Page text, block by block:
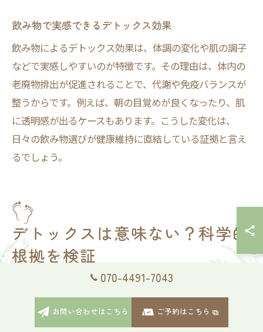
飲み物で実感できるデトックス効果
飲み物によるデトックス効果は、体調の変化や肌の調子
などで実感しやすいのが特徴です。その理由は、体内の
老廃物排出が促進されることで、代謝や免疫バランスが
整うからです。例えば、朝の目覚めが良くなったり、肌
に透明感が出るケースもあります。こうした変化は、
日々の飲み物選びが健康維持に直結している証拠と言え
るでしょう。
デトックスは意味ない？科学的
根拠を検証
デトックスが「意味ない」とされる主な理由は、体内の
070-4491-7043
お問い合わせはこちら ご予約はこちら